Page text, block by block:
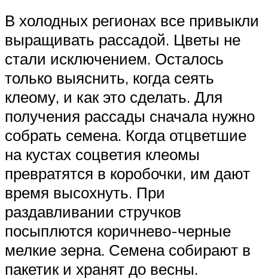
В холодных регионах все привыкли
выращивать рассадой. Цветы не
стали исключением. Осталось
только выяснить, когда сеять
клеому, и как это сделать. Для
получения рассады сначала нужно
собрать семена. Когда отцветшие
на кустах соцветия клеомы
превратятся в коробочки, им дают
время высохнуть. При
раздавливании стручков
посыплются коричнево-черные
мелкие зерна. Семена собирают в
пакетик и хранят до весны.